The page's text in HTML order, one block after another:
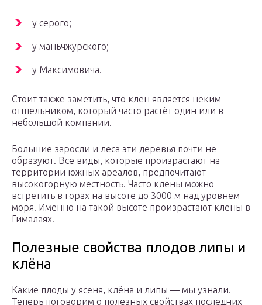
у серого;
у маньчжурского;
у Максимовича.
Стоит также заметить, что клен является неким
отшельником, который часто растёт один или в
небольшой компании.
Большие заросли и леса эти деревья почти не
образуют. Все виды, которые произрастают на
территории южных ареалов, предпочитают
высокогорную местность. Часто клены можно
встретить в горах на высоте до 3000 м над уровнем
моря. Именно на такой высоте произрастают клены в
Гималаях.
Полезные свойства плодов липы и
клёна
Какие плоды у ясеня, клёна и липы — мы узнали.
Теперь поговорим о полезных свойствах последних